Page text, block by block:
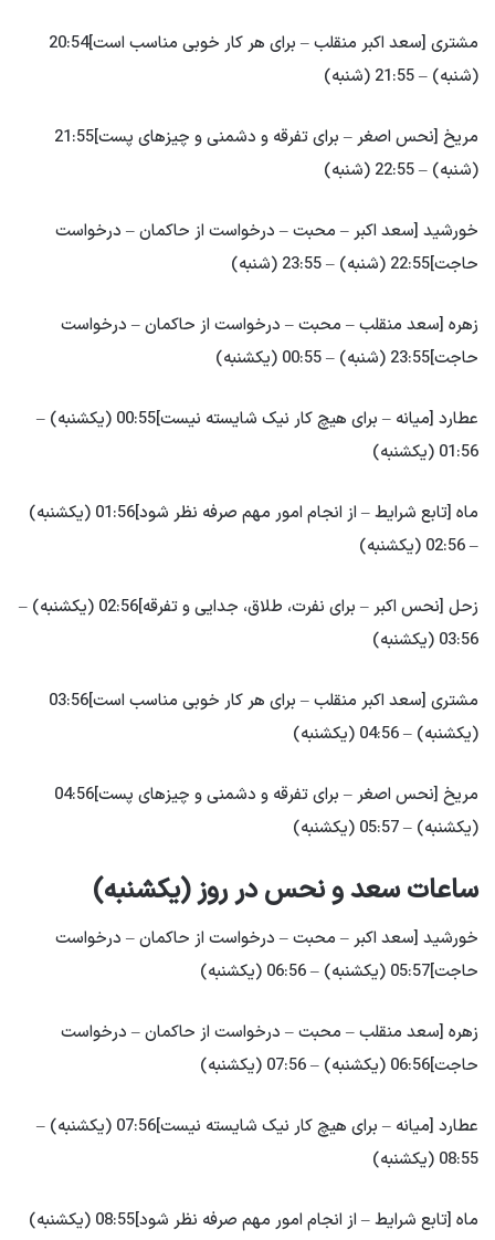
مشتری [سعد اکبر منقلب – برای هر کار خوبی مناسب است]20:54
(شنبه) – 21:55 (شنبه)
مریخ [نحس اصغر – برای تفرقه و دشمنی و چیزهای پست]21:55
(شنبه) – 22:55 (شنبه)
خورشید [سعد اکبر – محبت – درخواست از حاکمان – درخواست
حاجت]22:55 (شنبه) – 23:55 (شنبه)
زهره [سعد منقلب – محبت – درخواست از حاکمان – درخواست
حاجت]23:55 (شنبه) – 00:55 (یکشنبه)
عطارد [میانه – برای هیچ کار نیک شایسته نیست]00:55 (یکشنبه) –
01:56 (یکشنبه)
ماه [تابع شرایط – از انجام امور مهم صرفه نظر شود]01:56 (یکشنبه)
– 02:56 (یکشنبه)
زحل [نحس اکبر – برای نفرت، طلاق، جدایی و تفرقه]02:56 (یکشنبه) –
03:56 (یکشنبه)
مشتری [سعد اکبر منقلب – برای هر کار خوبی مناسب است]03:56
(یکشنبه) – 04:56 (یکشنبه)
مریخ [نحس اصغر – برای تفرقه و دشمنی و چیزهای پست]04:56
(یکشنبه) – 05:57 (یکشنبه)
ساعات سعد و نحس در روز (یکشنبه)
خورشید [سعد اکبر – محبت – درخواست از حاکمان – درخواست
حاجت]05:57 (یکشنبه) – 06:56 (یکشنبه)
زهره [سعد منقلب – محبت – درخواست از حاکمان – درخواست
حاجت]06:56 (یکشنبه) – 07:56 (یکشنبه)
عطارد [میانه – برای هیچ کار نیک شایسته نیست]07:56 (یکشنبه) –
08:55 (یکشنبه)
ماه [تابع شرایط – از انجام امور مهم صرفه نظر شود]08:55 (یکشنبه)